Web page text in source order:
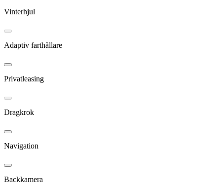
Vinterhjul
Adaptiv farthållare
Privatleasing
Dragkrok
Navigation
Backkamera